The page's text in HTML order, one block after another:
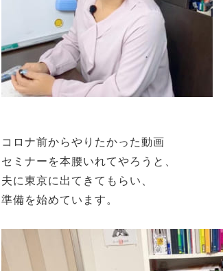
コロナ前からやりたかった動画
セミナーを本腰いれてやろうと、
夫に東京に出てきてもらい、
準備を始めています。